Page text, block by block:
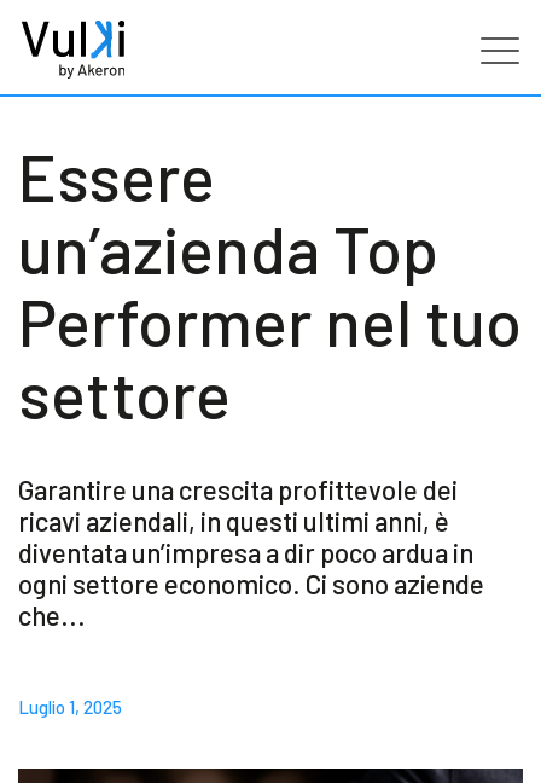
Industries
Servizi
Clienti
Partners
Risorse
Blog
Essere
un’azienda Top
Performer nel tuo
settore
Garantire una crescita profittevole dei
ricavi aziendali, in questi ultimi anni, è
diventata un’impresa a dir poco ardua in
ogni settore economico. Ci sono aziende
che...
Luglio 1, 2025